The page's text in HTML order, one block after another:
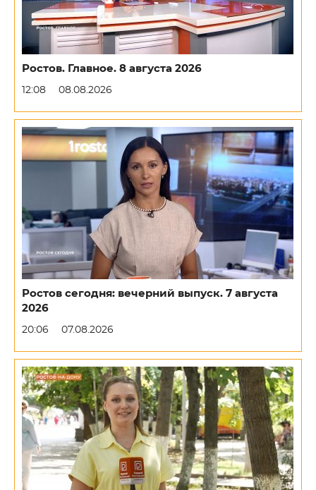
Ростов. Главное. 8 августа 2026
12:08 08.08.2026
Ростов сегодня: вечерний выпуск. 7 августа
2026
20:06 07.08.2026